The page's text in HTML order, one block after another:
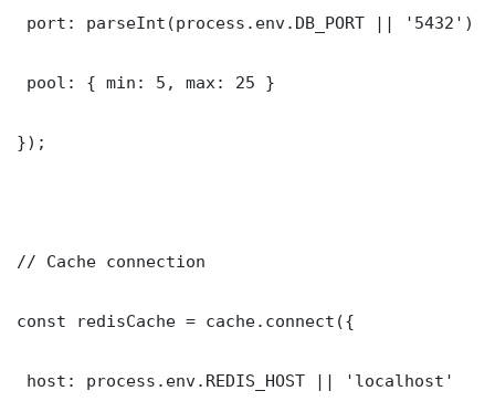
port: parseInt(process.env.DB_PORT || '5432')
pool: { min: 5, max: 25 }
});
// Cache connection
const redisCache = cache.connect({
host: process.env.REDIS_HOST || 'localhost'